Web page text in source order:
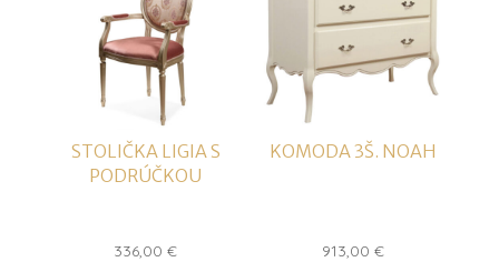
STOLIČKA LIGIA S
PODRÚČKOU
336,00€
KOMODA 3Š. NOAH
913,00€